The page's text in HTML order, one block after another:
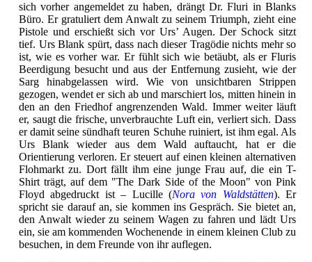
sich vorher angemeldet zu haben, drängt Dr. Fluri in Blanks
Büro. Er gratuliert dem Anwalt zu seinem Triumph, zieht eine
Pistole und erschießt sich vor Urs’ Augen. Der Schock sitzt
tief. Urs Blank spürt, dass nach dieser Tragödie nichts mehr so
ist, wie es vorher war. Er fühlt sich wie betäubt, als er Fluris
Beerdigung besucht und aus der Entfernung zusieht, wie der
Sarg hinabgelassen wird. Wie von unsichtbaren Strippen
gezogen, wendet er sich ab und marschiert los, mitten hinein in
den an den Friedhof angrenzenden Wald. Immer weiter läuft
er, saugt die frische, unverbrauchte Luft ein, verliert sich. Dass
er damit seine sündhaft teuren Schuhe ruiniert, ist ihm egal. Als
Urs Blank wieder aus dem Wald auftaucht, hat er die
Orientierung verloren. Er steuert auf einen kleinen alternativen
Flohmarkt zu. Dort fällt ihm eine junge Frau auf, die ein T-
Shirt trägt, auf dem "The Dark Side of the Moon" von Pink
Floyd abgedruckt ist – Lucille (Nora von Waldstätten). Er
spricht sie darauf an, sie kommen ins Gespräch. Sie bietet an,
den Anwalt wieder zu seinem Wagen zu fahren und lädt Urs
ein, sie am kommenden Wochenende in einem kleinen Club zu
besuchen, in dem Freunde von ihr auflegen.